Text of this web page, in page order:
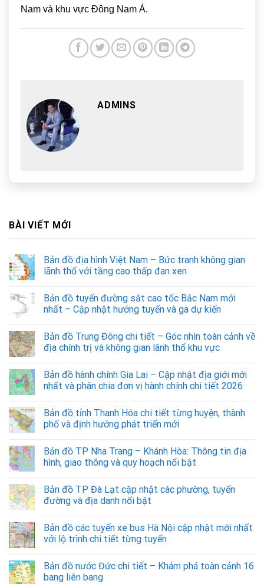
Nam và khu vực Đông Nam Á.
ADMINS
BÀI VIẾT MỚI
Bản đồ địa hình Việt Nam – Bức tranh không gian
lãnh thổ với tầng cao thấp đan xen
Bản đồ tuyến đường sắt cao tốc Bắc Nam mới
nhất – Cập nhật hướng tuyến và ga dự kiến
Bản đồ Trung Đông chi tiết – Góc nhìn toàn cảnh về
địa chính trị và không gian lãnh thổ khu vực
Bản đồ hành chính Gia Lai – Cập nhật địa giới mới
nhất và phân chia đơn vị hành chính chi tiết 2026
Bản đồ tỉnh Thanh Hóa chi tiết từng huyện, thành
phố và định hướng phát triển mới
Bản đồ TP Nha Trang – Khánh Hòa: Thông tin địa
hình, giao thông và quy hoạch nổi bật
Bản đồ TP Đà Lạt cập nhật các phường, tuyến
đường và địa danh nổi bật
Bản đồ các tuyến xe bus Hà Nội cập nhật mới nhất
với lộ trình chi tiết từng tuyến
Bản đồ nước Đức chi tiết – Khám phá toàn cảnh 16
bang liên bang